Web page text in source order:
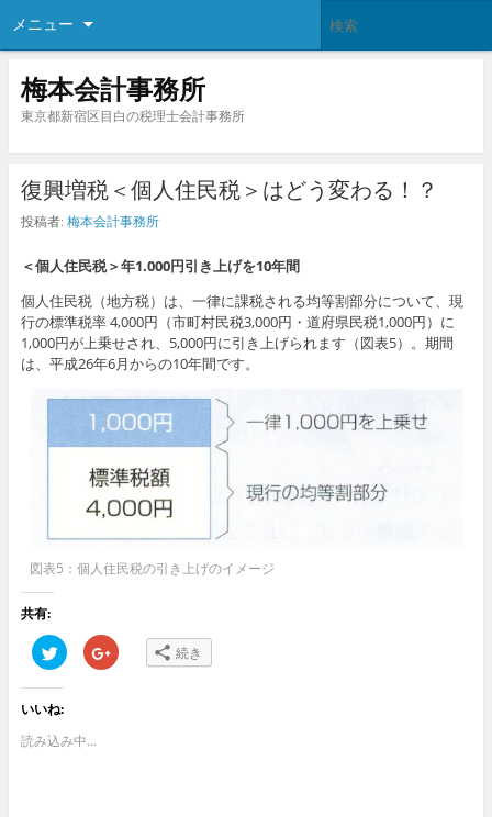
メニュー
梅本会計事務所
東京都新宿区目白の税理士会計事務所
復興増税＜個人住民税＞はどう変わる！？
投稿者: 梅本会計事務所
＜個人住民税＞年1.000円引き上げを10年間
個人住民税（地方税）は、一律に課税される均等割部分について、現
行の標準税率 4,000円（市町村民税3,000円・道府県民税1,000円）に
1,000円が上乗せされ、5,000円に引き上げられます（図表5）。期間
は、平成26年6月からの10年間です。
図表5：個人住民税の引き上げのイメージ
共有:
ク
リ
ク
て
w
ク
リ 続き
いいね:
読み込み中...